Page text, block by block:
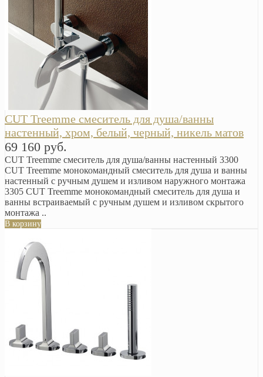
CUT Treemme смеситель для душа/ванны
настенный, хром, белый, черный, никель матов
69 160 руб.
CUT Treemme смеситель для душа/ванны настенный 3300
CUT Treemme монокомандный смеситель для душа и ванны
настенный с ручным душем и изливом наружного монтажа
3305 CUT Treemme монокомандный смеситель для душа и
ванны встраиваемый с ручным душем и изливом скрытого
монтажа ..
В корзину